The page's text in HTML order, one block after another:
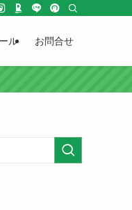
ル お問合せ